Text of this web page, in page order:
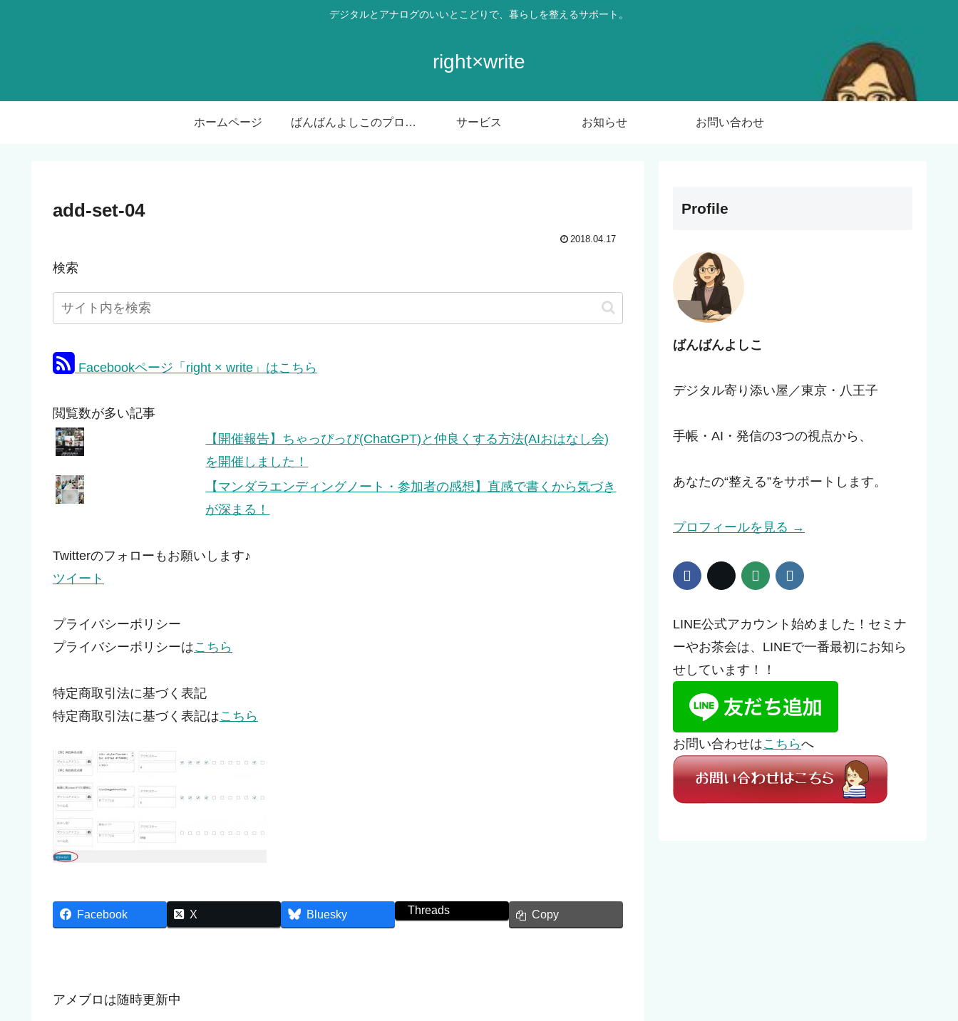
デジタルとアナログのいいとこどりで、暮らしを整えるサポート。
right×write
ホームページ ばんばんよしこのプロフィール サービス お知らせ お問い合わせ
add-set-04
2018.04.17
検索
Facebookページ「right × write」はこちら
閲覧数が多い記事
【開催報告】ちゃっぴっぴ(ChatGPT)と仲良くする方法(AIおはなし会)
を開催しました！
【マンダラエンディングノート・参加者の感想】直感で書くから気づき
が深まる！
Twitterのフォローもお願いします♪
ツイート
プライバシーポリシー
プライバシーポリシーはこちら
特定商取引法に基づく表記
特定商取引法に基づく表記はこちら
Facebook X Bluesky Threads Copy
アメブロは随時更新中
Profile
ばんばんよしこ
デジタル寄り添い屋／東京・八王子
手帳・AI・発信の3つの視点から、
あなたの“整える”をサポートします。
プロフィールを見る →
LINE公式アカウント始めました！セミナ
ーやお茶会は、LINEで一番最初にお知ら
せしています！！
お問い合わせはこちらへ